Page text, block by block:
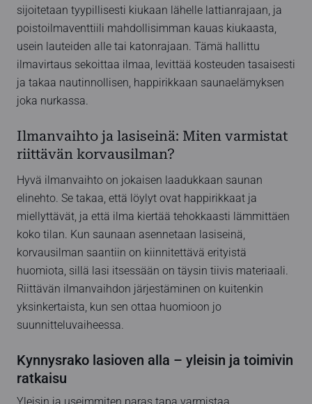
sijoitetaan tyypillisesti kiukaan lähelle lattianrajaan, ja
poistoilmaventtiili mahdollisimman kauas kiukaasta,
usein lauteiden alle tai katonrajaan. Tämä hallittu
ilmavirtaus sekoittaa ilmaa, levittää kosteuden tasaisesti
ja takaa nautinnollisen, happirikkaan saunaelämyksen
joka nurkassa.
Ilmanvaihto ja lasiseinä: Miten varmistat
riittävän korvausilman?
Hyvä ilmanvaihto on jokaisen laadukkaan saunan
elinehto. Se takaa, että löylyt ovat happirikkaat ja
miellyttävät, ja että ilma kiertää tehokkaasti lämmittäen
koko tilan. Kun saunaan asennetaan lasiseinä,
korvausilman saantiin on kiinnitettävä erityistä
huomiota, sillä lasi itsessään on täysin tiivis materiaali.
Riittävän ilmanvaihdon järjestäminen on kuitenkin
yksinkertaista, kun sen ottaa huomioon jo
suunnitteluvaiheessa.
Kynnysrako lasioven alla – yleisin ja toimivin
ratkaisu